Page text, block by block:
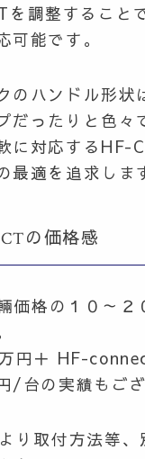
を調整すること
可能です。
のハンドル形状
だったりと色々
に対応するHF-
最適を追求しま
の価格感
価格の１０～２
円＋ HF-
/台の実績もござ
り取付方法等、